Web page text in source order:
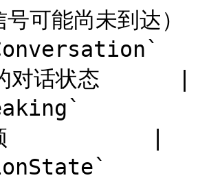
号可能尚未到达
对话状态      |
频           |
|